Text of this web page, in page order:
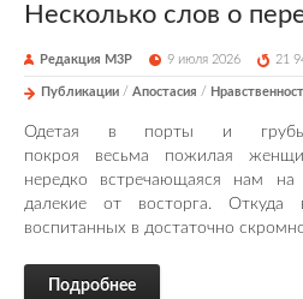
Несколько слов о
Редакция М3Р 9 июля 2026 21
Публикации / Апостасия /
Одетая в порты и
покроя весьма пожилая
нередко встречающаяся нам на
далекие от восторга.
воспитанных в достаточно
Подробнее